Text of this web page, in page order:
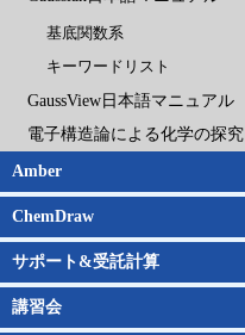
基底関数系
キーワードリスト
GaussView日本語マニュアル
電子構造論による化学の探究
Amber
Amber概要
Amber新機能
日本語チュートリアル
Amber旧バージョン
Amberの価格
ChemDraw
ChemDraw概要
機能一覧
新機能
サポート
購入ガイド
サポート&受託計算
サポートサービス
受託計算サービス
講習会